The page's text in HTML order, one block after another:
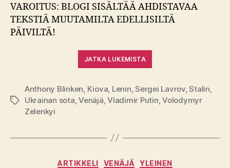
VAROITUS: BLOGI SISÄLTÄÄ AHDISTAVAA
TEKSTIÄ MUUTAMILTA EDELLISILTÄ
PÄIVILTÄ!
JATKA LUKEMISTA
Avainsanat
Anthony Blinken Kiova Lenin ,Sergei Lavrov,Stalin
Ukrainan sota ,Venäjä ,Vladimir Putin ,Volodymyr
Zelenkyi
Kategoriat
ARTIKKELI VENÄJÄ YLEINEN